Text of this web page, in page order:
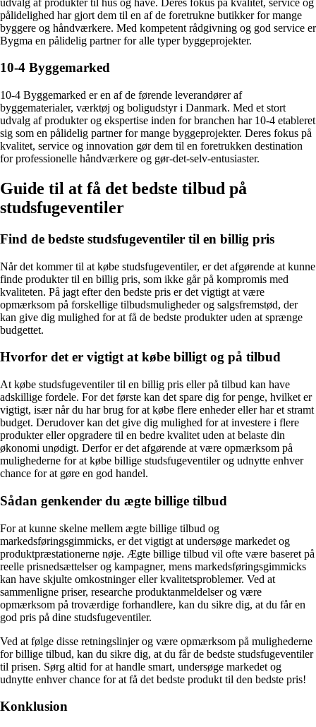
pålidelighed har gjort dem til en af de foretrukne butikker for mange
byggere og håndværkere. Med kompetent rådgivning og god service er
Bygma en pålidelig partner for alle typer byggeprojekter.
10-4 Byggemarked
10-4 Byggemarked er en af de førende leverandører af
byggematerialer, værktøj og boligudstyr i Danmark. Med et stort
udvalg af produkter og ekspertise inden for branchen har 10-4 etableret
sig som en pålidelig partner for mange byggeprojekter. Deres fokus på
kvalitet, service og innovation gør dem til en foretrukken destination
for professionelle håndværkere og gør-det-selv-entusiaster.
Guide til at få det bedste tilbud på
studsfugeventiler
Find de bedste studsfugeventiler til en billig pris
Når det kommer til at købe studsfugeventiler, er det afgørende at kunne
finde produkter til en billig pris, som ikke går på kompromis med
kvaliteten. På jagt efter den bedste pris er det vigtigt at være
opmærksom på forskellige tilbudsmuligheder og salgsfremstød, der
kan give dig mulighed for at få de bedste produkter uden at sprænge
budgettet.
Hvorfor det er vigtigt at købe billigt og på tilbud
At købe studsfugeventiler til en billig pris eller på tilbud kan have
adskillige fordele. For det første kan det spare dig for penge, hvilket er
vigtigt, især når du har brug for at købe flere enheder eller har et stramt
budget. Derudover kan det give dig mulighed for at investere i flere
produkter eller opgradere til en bedre kvalitet uden at belaste din
økonomi unødigt. Derfor er det afgørende at være opmærksom på
mulighederne for at købe billige studsfugeventiler og udnytte enhver
chance for at gøre en god handel.
Sådan genkender du ægte billige tilbud
For at kunne skelne mellem ægte billige tilbud og
markedsføringsgimmicks, er det vigtigt at undersøge markedet og
produktpræstationerne nøje. Ægte billige tilbud vil ofte være baseret på
reelle prisnedsættelser og kampagner, mens markedsføringsgimmicks
kan have skjulte omkostninger eller kvalitetsproblemer. Ved at
sammenligne priser, researche produktanmeldelser og være
opmærksom på troværdige forhandlere, kan du sikre dig, at du får en
god pris på dine studsfugeventiler.
Ved at følge disse retningslinjer og være opmærksom på mulighederne
for billige tilbud, kan du sikre dig, at du får de bedste studsfugeventiler
til prisen. Sørg altid for at handle smart, undersøge markedet og
udnytte enhver chance for at få det bedste produkt til den bedste pris!
Konklusion